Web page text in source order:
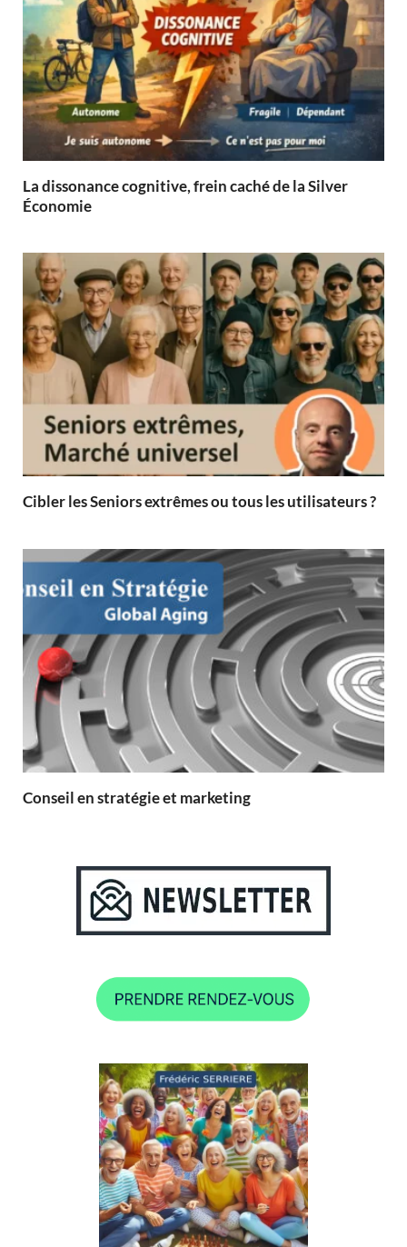
La dissonance cognitive, frein caché de la Silver
Économie
Cibler les Seniors extrêmes ou tous les utilisateurs ?
Conseil en stratégie et marketing